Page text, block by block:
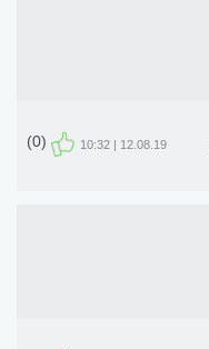
12.08.19 | 10:32
(0)